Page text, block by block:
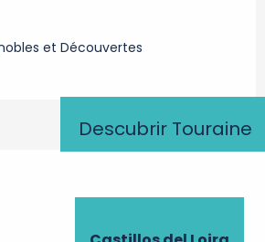
Descubrir Touraine
et Découvertes